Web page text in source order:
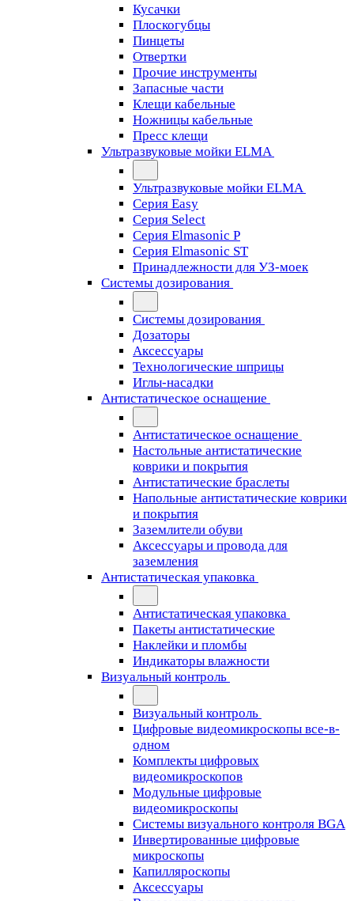
Кусачки
Плоскогубцы
Пинцеты
Отвертки
Прочие инструменты
Запасные части
Клещи кабельные
Ножницы кабельные
Пресс клещи
Ультразвуковые мойки ELMA
Ультразвуковые мойки ELMA
Серия Easy
Серия Select
Серия Elmasonic P
Серия Elmasonic ST
Принадлежности для УЗ-моек
Системы дозирования
Системы дозирования
Дозаторы
Аксессуары
Технологические шприцы
Иглы-насадки
Антистатическое оснащение
Антистатическое оснащение
Настольные антистатические
коврики и покрытия
Антистатические браслеты
Напольные антистатические коврики
и покрытия
Заземлители обуви
Аксессуары и провода для
заземления
Антистатическая упаковка
Антистатическая упаковка
Пакеты антистатические
Наклейки и пломбы
Индикаторы влажности
Визуальный контроль
Визуальный контроль
Цифровые видеомикроскопы все-в-
одном
Комплекты цифровых
видеомикроскопов
Модульные цифровые
видеомикроскопы
Cистемы визуального контроля BGA
Инвертированные цифровые
микроскопы
Капилляроскопы
Аксессуары